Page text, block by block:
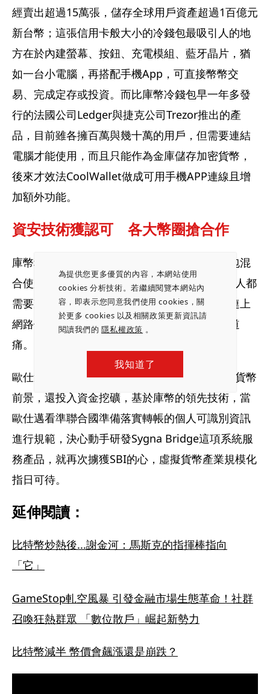
為提供您更多優質的內容，本網站使用
cookies 分析技術。若繼續閱覽本網站內
容，即表示您同意我們使用 cookies，關
於更多 cookies 以及相關政策更新資訊請
閱讀我們的隱私權政策 。
我知道了
經賣出超過15萬張，儲存全球用戶資產超過1百億元
新台幣；這張信用卡般大小的冷錢包最吸引人的地
方在於內建螢幕、按鈕、充電模組、藍牙晶片，猶
如一台小電腦，再搭配手機App，可直接幣幣交
易、完成定存或投資。而比庫幣冷錢包早一年多發
行的法國公司Ledger與捷克公司Trezor推出的產
品，目前雖各擁百萬與幾十萬的用戶，但需要連結
電腦才能使用，而且只能作為金庫儲存加密貨幣，
後來才效法CoolWallet做成可用手機APP連線且增
加額外功能。
資安技術獲認可　各大幣圈搶合作
庫幣科技觀察，高資產用戶會買超過一套冷錢包混
合使用。歐仕邁建議，資產超過5千美元的投資人都
需要冷錢包，畢竟把「私鑰」放在網路空間、連上
網路便隨時存取，真的太危險，丟過一次就知道
痛。
歐仕邁指出，日本創投SBI本來就積極看待加密貨幣
前景，還投入資金挖礦，基於庫幣的領先技術，當
歐仕邁看準聯合國準備落實轉帳的個人可識別資訊
進行規範，決心動手研發Sygna Bridge這項系統服
務產品，就再次擄獲SBI的心，虛擬貨幣產業規模化
指日可待。
延伸閱讀：
比特幣炒熱後...謝金河：馬斯克的指揮棒指向
「它」
GameStop軋空風暴 引發金融市場生態革命！社群
召喚狂熱群眾 「數位散戶」崛起新勢力
比特幣減半 幣價會飆漲還是崩跌？